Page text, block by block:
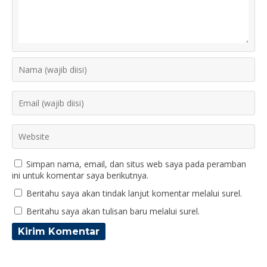
Simpan nama, email, dan situs web saya pada peramban
ini untuk komentar saya berikutnya.
Beritahu saya akan tindak lanjut komentar melalui surel.
Beritahu saya akan tulisan baru melalui surel.